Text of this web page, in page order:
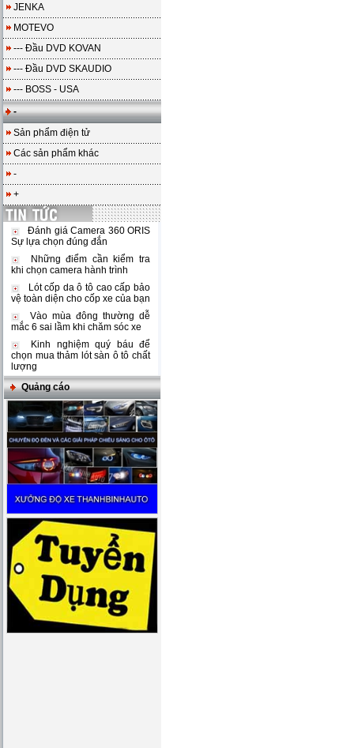
JENKA
MOTEVO
--- Đầu DVD KOVAN
--- Đầu DVD SKAUDIO
--- BOSS - USA
-
Sản phẩm điện tử
Các sản phẩm khác
-
+
Đánh giá Camera 360 ORIS
Sự lựa chọn đúng đắn
Những điểm cần kiểm tra
khi chọn camera hành trình
Lót cốp da ô tô cao cấp bảo
vệ toàn diện cho cốp xe của bạn
Vào mùa đông thường dễ
mắc 6 sai lầm khi chăm sóc xe
Kinh nghiệm quý báu để
chọn mua thảm lót sàn ô tô chất
lượng
Quảng cáo